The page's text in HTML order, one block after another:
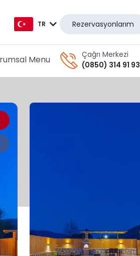
TR Rezervasyonlarım
Menu
Çağrı Merkezi
(0850) 314 91 93